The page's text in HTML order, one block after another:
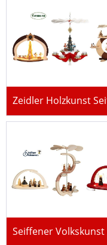
Zeidler Holzkunst
Seiffener Volkskunst